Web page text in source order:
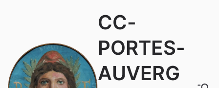
CC-
PORTES-
AUVERG